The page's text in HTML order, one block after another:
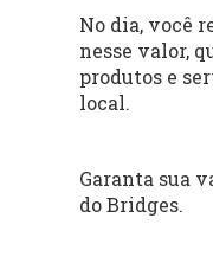
No dia, você
nesse valor,
produtos e
local.
Garanta sua
do Bridges.